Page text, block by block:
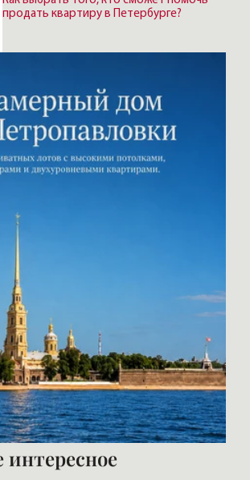
интересное
продать квартиру в Петербурге?